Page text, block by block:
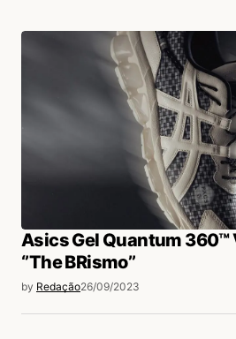
Asics Gel Quantum 360™
‘’The BRismo’’
by Redação26/09/2023